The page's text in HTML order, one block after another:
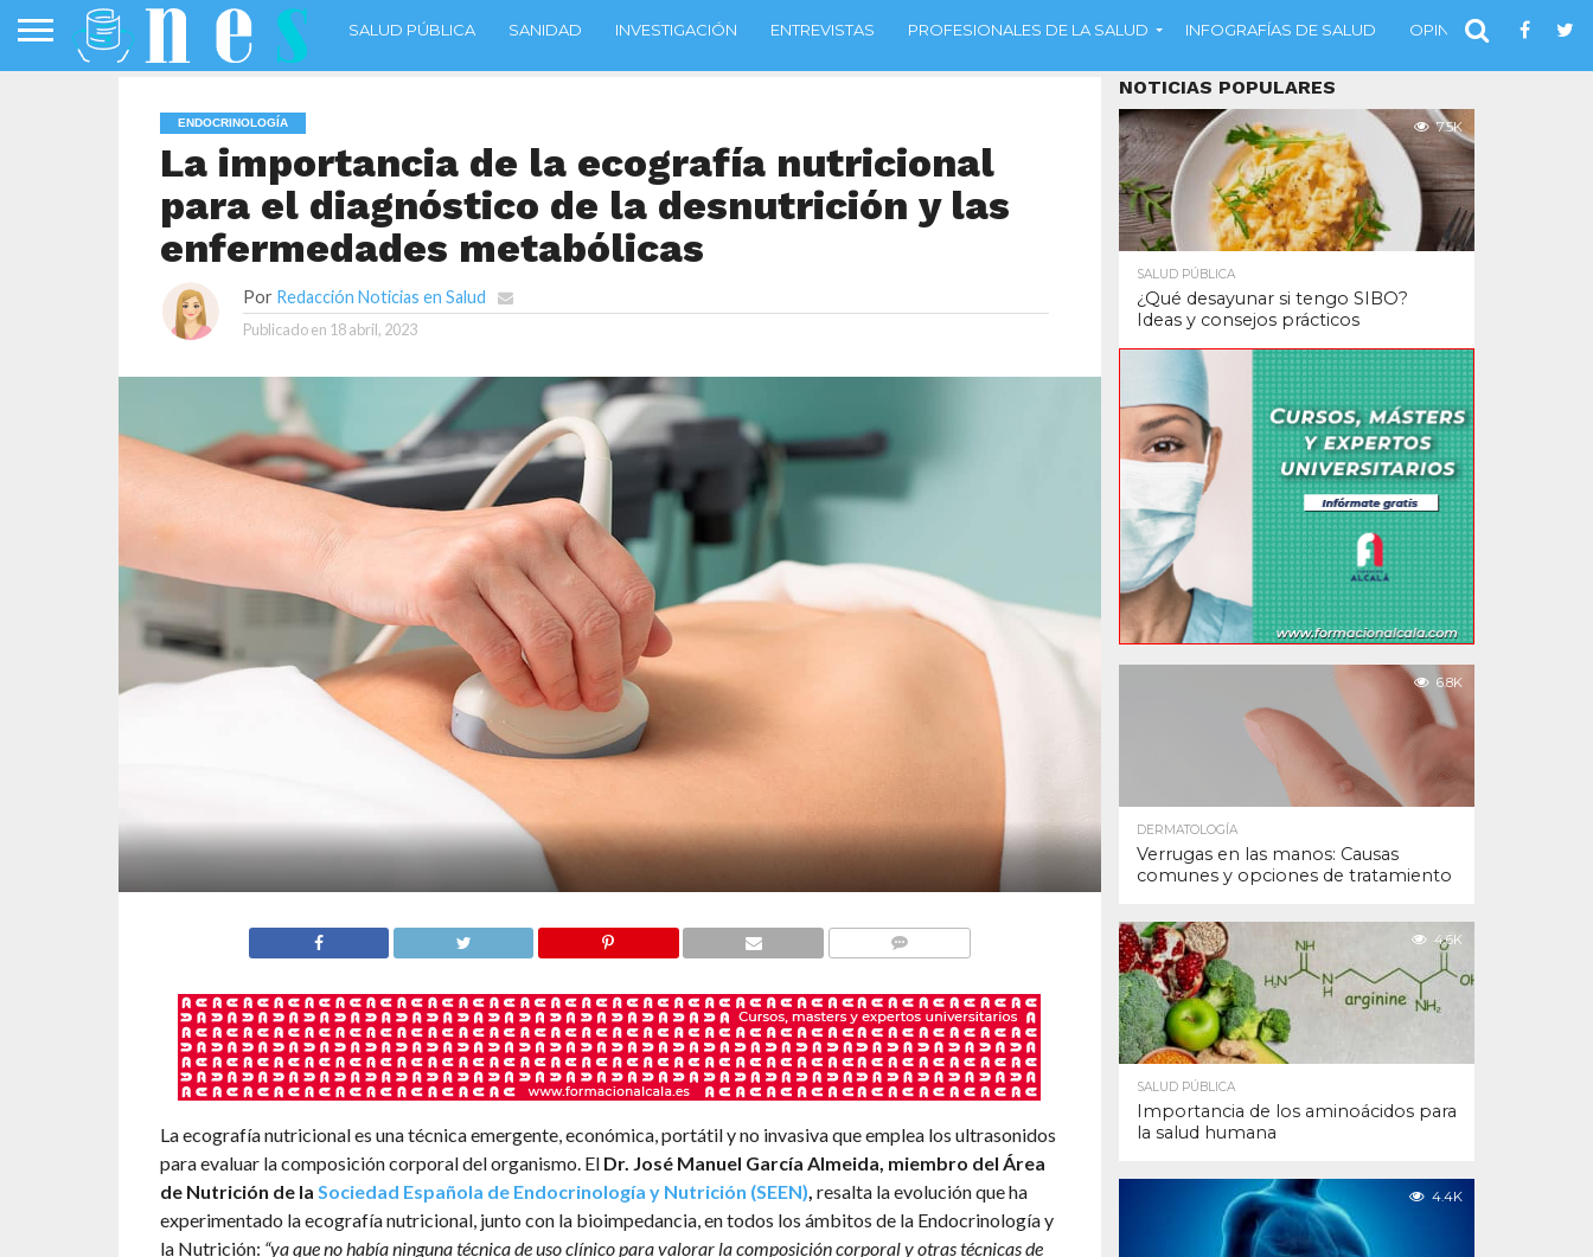
SALUD PÚBLICA SANIDAD INVESTIGACIÓN ENTREVISTAS PROFESIONALES DE LA SALUD INFOGRAFÍAS DE SALUD OPINIÓN
ENDOCRINOLOGÍA
La importancia de la ecografía nutricional
para el diagnóstico de la desnutrición y las
enfermedades metabólicas
Por Redacción Noticias en Salud
Publicado en 18 abril, 2023
La ecografía nutricional es una técnica emergente, económica, portátil y no invasiva que emplea los ultrasonidos
para evaluar la composición corporal del organismo. El Dr. José Manuel García Almeida, miembro del Área
de Nutrición de la Sociedad Española de Endocrinología y Nutrición (SEEN), resalta la evolución que ha
experimentado la ecografía nutricional, junto con la bioimpedancia, en todos los ámbitos de la Endocrinología y
la Nutrición: “ya que no había ninguna técnica de uso clínico para valorar la composición corporal y otras técnicas de
NOTICIAS POPULARES
7.5K
SALUD PÚBLICA
¿Qué desayunar si tengo SIBO?
Ideas y consejos prácticos
6.8K
DERMATOLOGÍA
Verrugas en las manos: Causas
comunes y opciones de tratamiento
4.6K
SALUD PÚBLICA
Importancia de los aminoácidos para
la salud humana
4.4K